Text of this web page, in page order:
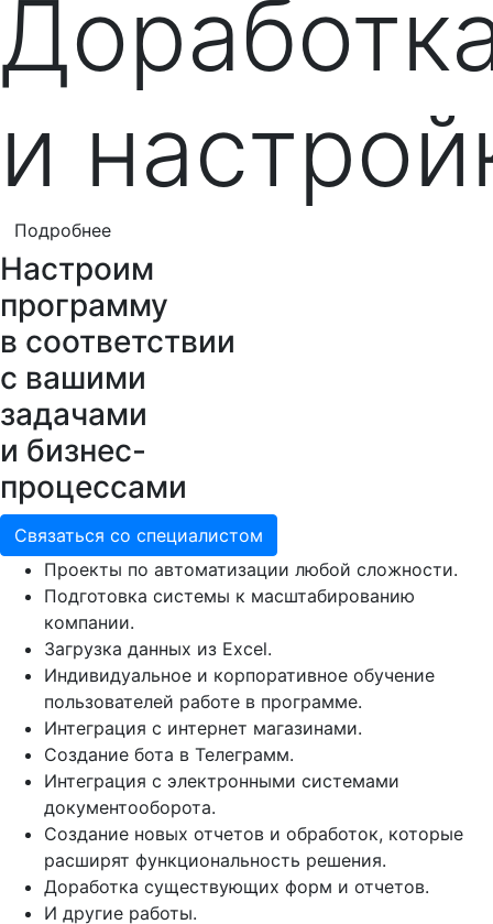
и
Подробнее
Настроим
программу
в соответствии
с вашими
задачами
и бизнес-
процессами
Связаться со специалистом
Проекты по автоматизации любой сложности.
Подготовка системы к масштабированию
компании.
Загрузка данных из Excel.
Индивидуальное и корпоративное обучение
пользователей работе в программе.
Интеграция с интернет магазинами.
Создание бота в Телеграмм.
Интеграция с электронными системами
документооборота.
Создание новых отчетов и обработок, которые
расширят функциональность решения.
Доработка существующих форм и отчетов.
И другие работы.